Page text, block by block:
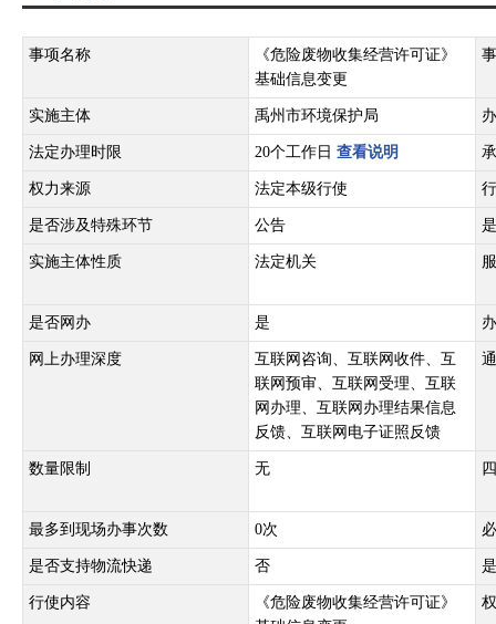
事项名称
《危险废物收集经营许可证》
基础信息变更
实施主体 禹州市环境保护局
法定办理时限 20个工作日 查看说明
权力来源 法定本级行使
是否涉及特殊环节 公告
实施主体性质 法定机关
是否网办 是
网上办理深度
互联网咨询、互联网收件、互
联网预审、互联网受理、互联
网办理、互联网办理结果信息
反馈、互联网电子证照反馈
数量限制 无
最多到现场办事次数 0次
是否支持物流快递 否
行使内容
《危险废物收集经营许可证》